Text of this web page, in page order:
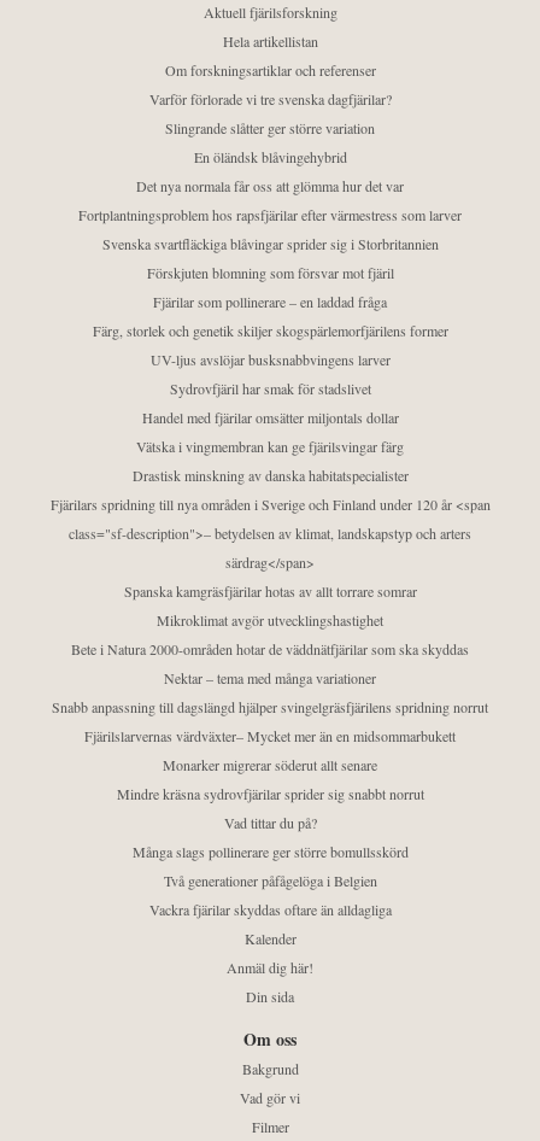
Aktuell fjärilsforskning
Hela artikellistan
Om forskningsartiklar och referenser
Varför förlorade vi tre svenska dagfjärilar?
Slingrande slåtter ger större variation
En öländsk blåvingehybrid
Det nya normala får oss att glömma hur det var
Fortplantningsproblem hos rapsfjärilar efter värmestress som larver
Svenska svartfläckiga blåvingar sprider sig i Storbritannien
Förskjuten blomning som försvar mot fjäril
Fjärilar som pollinerare – en laddad fråga
Färg, storlek och genetik skiljer skogspärlemorfjärilens former
UV-ljus avslöjar busksnabbvingens larver
Sydrovfjäril har smak för stadslivet
Handel med fjärilar omsätter miljontals dollar
Vätska i vingmembran kan ge fjärilsvingar färg
Drastisk minskning av danska habitatspecialister
Fjärilars spridning till nya områden i Sverige och Finland under 120 år <span
class="sf-description">– betydelsen av klimat, landskapstyp och arters
särdrag</span>
Spanska kamgräsfjärilar hotas av allt torrare somrar
Mikroklimat avgör utvecklingshastighet
Bete i Natura 2000-områden hotar de väddnätfjärilar som ska skyddas
Nektar – tema med många variationer
Snabb anpassning till dagslängd hjälper svingelgräsfjärilens spridning norrut
Fjärilslarvernas värdväxter– Mycket mer än en midsommarbukett
Monarker migrerar söderut allt senare
Mindre kräsna sydrovfjärilar sprider sig snabbt norrut
Vad tittar du på?
Många slags pollinerare ger större bomullsskörd
Två generationer påfågelöga i Belgien
Vackra fjärilar skyddas oftare än alldagliga
Kalender
Anmäl dig här!
Din sida
Om oss
Bakgrund
Vad gör vi
Filmer